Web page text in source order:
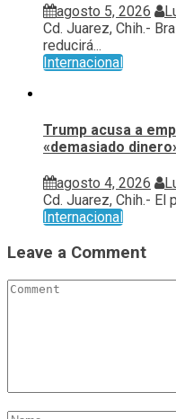
agosto 5, 2026
Cd. Juarez, Chih.-
reducirá...
Internacional
Trump acusa a
«demasiado
agosto 4, 2026
Cd. Juarez, Chih.- El
Internacional
Leave a Comment